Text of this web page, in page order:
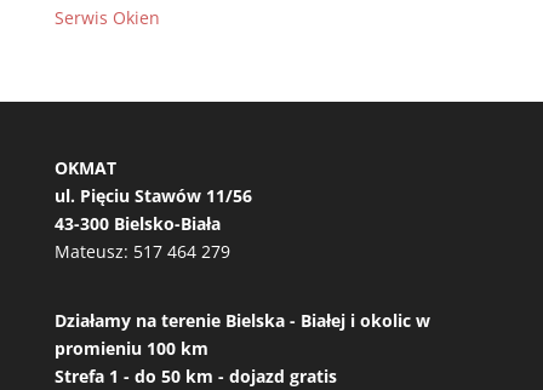
Serwis Okien
OKMAT
ul. Pięciu Stawów 11/56
43-300 Bielsko-Biała
Mateusz: 517 464 279
Działamy na terenie Bielska - Białej i okolic w
promieniu 100 km
Strefa 1 - do 50 km - dojazd gratis